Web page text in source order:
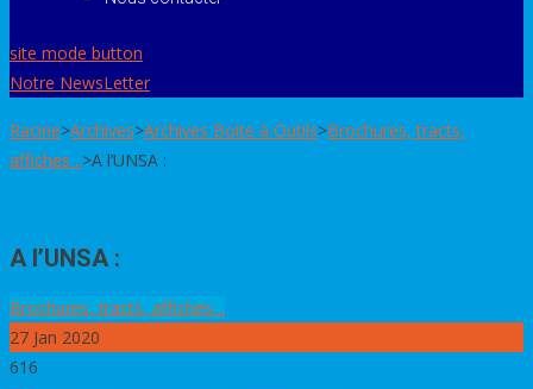
site mode button
Notre NewsLetter
Racine>Archives>Archives Boite à Outils>Brochures, tracts,
affiches ..>A l’UNSA :
A l’UNSA :
Brochures, tracts, affiches ..
27 Jan 2020
616